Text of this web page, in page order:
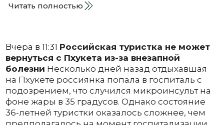
Читать полностью
Вчера в 11:31 Российская туристка не может
вернуться с Пхукета из-за внезапной
болезни Несколько дней назад отдыхавшая
на Пхукете россиянка попала в госпиталь с
подозрением, что случился микроинсульт на
фоне жары в 35 градусов. Однако состояние
36-летней туристки оказалось сложнее, чем